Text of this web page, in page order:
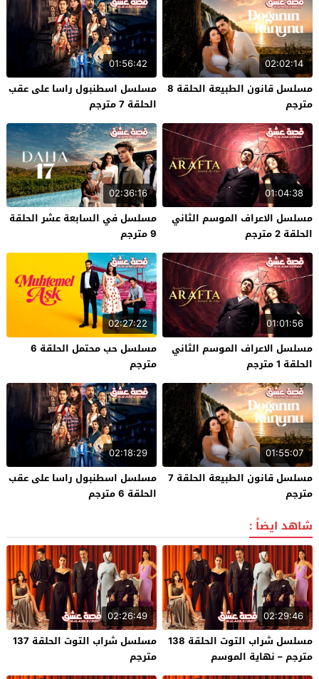
02:02:14
مسلسل قانون الطبيعة الحلقة 8
مترجم
01:56:42
مسلسل اسطنبول راسا على عقب
الحلقة 7 مترجم
01:04:38
مسلسل الاعراف الموسم الثاني
الحلقة 2 مترجم
02:36:16
مسلسل في السابعة عشر الحلقة
9 مترجم
01:01:56
مسلسل الاعراف الموسم الثاني
الحلقة 1 مترجم
02:27:22
مسلسل حب محتمل الحلقة 6
مترجم
01:55:07
مسلسل قانون الطبيعة الحلقة 7
مترجم
02:18:29
مسلسل اسطنبول راسا على عقب
الحلقة 6 مترجم
شاهد ايضاً :
02:29:46
مسلسل شراب التوت الحلقة 138
مترجم – نهاية الموسم
02:26:49
مسلسل شراب التوت الحلقة 137
مترجم